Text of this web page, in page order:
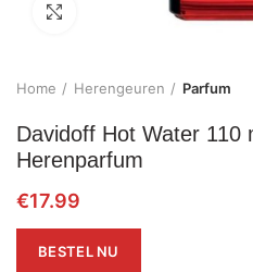
Click to enlarge
Home Herengeuren Parfum
Davidoff Hot Water 110
Herenparfum
€17.99
BESTEL NU